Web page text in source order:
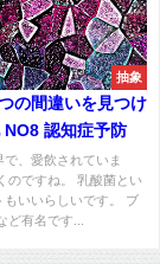
抽象
の間違いを見つけ
NO8 認知症予防
、愛飲されていま
のですね。 乳酸菌とい
もいいらしいです。 ブ
ど有名です...